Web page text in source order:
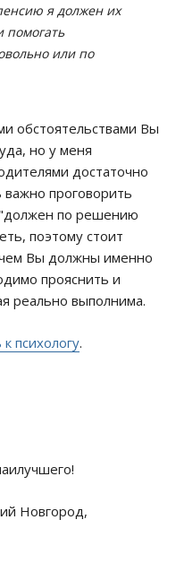
я должен их
помогать
или по
обстоятельствами Вы
но у меня
достаточно
проговорить
по решению
поэтому стоит
Вы должны именно
прояснить и
реально выполнима.
психологу.
Новгород,